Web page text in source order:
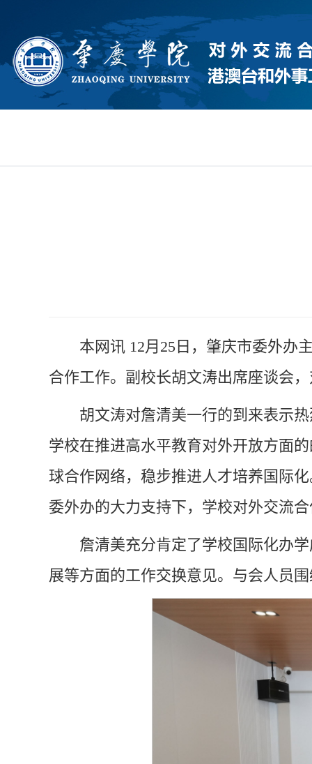
本网讯 12月25日，肇庆市委外办
合作工作。副校长胡文涛出席座谈会
胡文涛对詹清美一行的到来表示
学校在推进高水平教育对外开放方面
球合作网络，稳步推进人才培养国际
委外办的大力支持下，学校对外交流
詹清美充分肯定了学校国际化办
展等方面的工作交换意见。与会人员